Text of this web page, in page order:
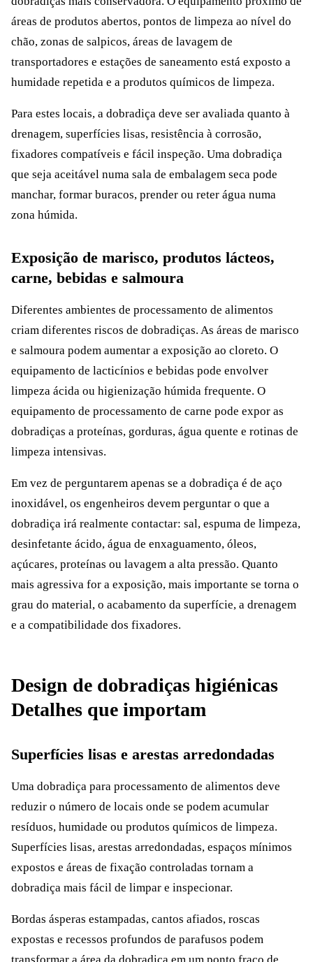
áreas de produtos abertos, pontos de limpeza ao nível do
chão, zonas de salpicos, áreas de lavagem de
transportadores e estações de saneamento está exposto a
humidade repetida e a produtos químicos de limpeza.
Para estes locais, a dobradiça deve ser avaliada quanto à
drenagem, superfícies lisas, resistência à corrosão,
fixadores compatíveis e fácil inspeção. Uma dobradiça
que seja aceitável numa sala de embalagem seca pode
manchar, formar buracos, prender ou reter água numa
zona húmida.
Exposição de marisco, produtos lácteos,
carne, bebidas e salmoura
Diferentes ambientes de processamento de alimentos
criam diferentes riscos de dobradiças. As áreas de marisco
e salmoura podem aumentar a exposição ao cloreto. O
equipamento de lacticínios e bebidas pode envolver
limpeza ácida ou higienização húmida frequente. O
equipamento de processamento de carne pode expor as
dobradiças a proteínas, gorduras, água quente e rotinas de
limpeza intensivas.
Em vez de perguntarem apenas se a dobradiça é de aço
inoxidável, os engenheiros devem perguntar o que a
dobradiça irá realmente contactar: sal, espuma de limpeza,
desinfetante ácido, água de enxaguamento, óleos,
açúcares, proteínas ou lavagem a alta pressão. Quanto
mais agressiva for a exposição, mais importante se torna o
grau do material, o acabamento da superfície, a drenagem
e a compatibilidade dos fixadores.
Design de dobradiças higiénicas
Detalhes que importam
Superfícies lisas e arestas arredondadas
Uma dobradiça para processamento de alimentos deve
reduzir o número de locais onde se podem acumular
resíduos, humidade ou produtos químicos de limpeza.
Superfícies lisas, arestas arredondadas, espaços mínimos
expostos e áreas de fixação controladas tornam a
dobradiça mais fácil de limpar e inspecionar.
Bordas ásperas estampadas, cantos afiados, roscas
expostas e recessos profundos de parafusos podem